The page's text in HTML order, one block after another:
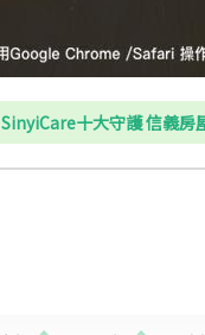
SinyiCare十大守護 信義房